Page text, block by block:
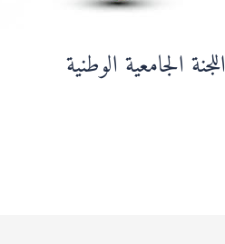
اللجنة الجامعية الوطنية